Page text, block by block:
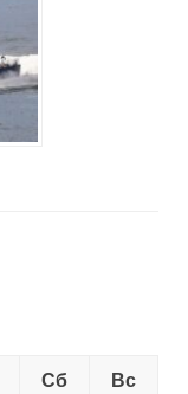
Сб Вс